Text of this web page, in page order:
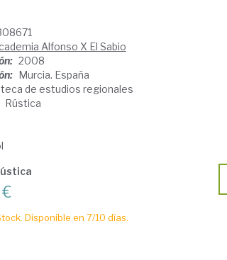
Alfonso X El Sabio
2008
Murcia. España
de estudios regionales
Rústica
Disponible en 7/10 días.